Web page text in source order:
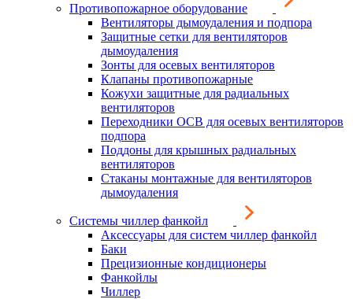
Противопожарное оборудование
Вентиляторы дымоудаления и подпора
Защитные сетки для вентиляторов
дымоудаления
Зонты для осевых вентиляторов
Клапаны противопожарные
Кожухи защитные для радиальных
вентиляторов
Переходники ОСВ для осевых вентиляторов
подпора
Поддоны для крышных радиальных
вентиляторов
Стаканы монтажные для вентиляторов
дымоудаления
Системы чиллер фанкойл
Аксессуары для систем чиллер фанкойл
Баки
Прецизионные кондиционеры
Фанкойлы
Чиллер